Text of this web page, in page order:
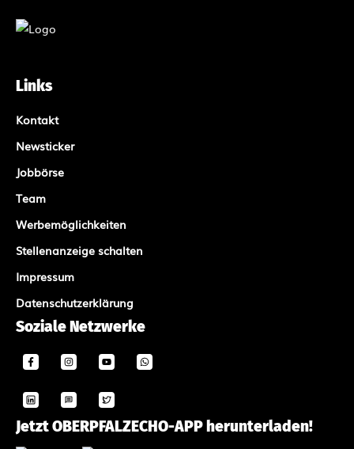
Links
Kontakt
Newsticker
Jobbörse
Team
Werbemöglichkeiten
Stellenanzeige schalten
Impressum
Datenschutzerklärung
Soziale Netzwerke
Jetzt OBERPFALZECHO-APP herunterladen!